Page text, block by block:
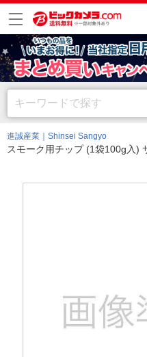
進誠産業｜Shinsei Sangyo
スモーク用チップ (1袋100g入)